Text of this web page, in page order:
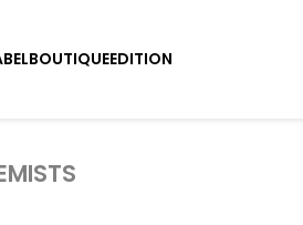
BOUTIQUEEDITION